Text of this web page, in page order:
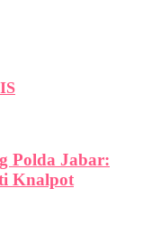
Polda Jabar:
Knalpot